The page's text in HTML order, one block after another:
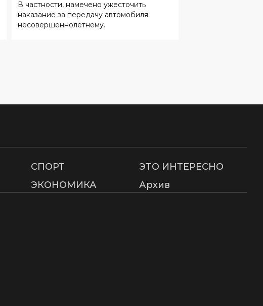
СПОРТ
ЭТО ИНТЕРЕСНО
ЭКОНОМИКА Архив